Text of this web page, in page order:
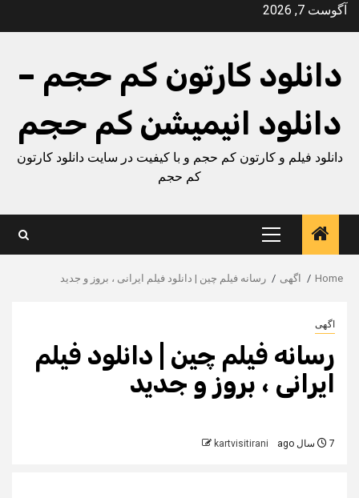
Skipآگوست 7, 2026
دانلود کارتون کم حجم –
دانلود انیمیشن کم حجم
دانلود فیلم و کارتون کم حجم و با کیفیت در سایت دانلود کارتون
کم حجم
Primary
Menu
Home اگهی رسانه فیلم چین | دانلود فیلم ایرانی ، بروز و جدید
اگهی
رسانه فیلم چین | دانلود فیلم
ایرانی ، بروز و جدید
7 سال ago kartvisitirani